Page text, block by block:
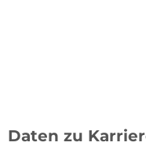
Daten zu